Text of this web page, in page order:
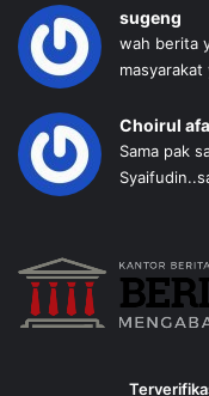
sugeng
wah berita
masyarakat
Choirul
Sama pak